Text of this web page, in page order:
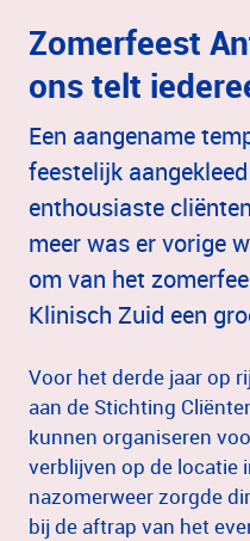
Zomerfeest
ons telt
Een aangename
feestelijk
enthousiaste
meer was er vorige
om van het
Klinisch Zuid een
Voor het derde jaar op
aan de Stichting
kunnen organiseren
verblijven op de locatie
nazomerweer zorgde
bij de aftrap van het